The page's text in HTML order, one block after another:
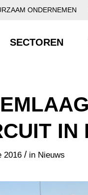
ONDERNEMEN
SECTOREN
IN
2016 / in Nieuws